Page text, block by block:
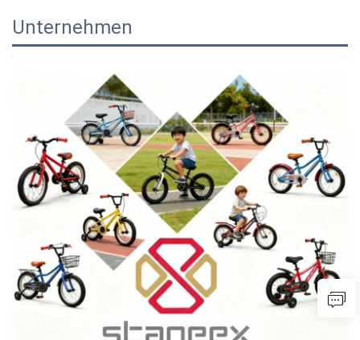
Unternehmen